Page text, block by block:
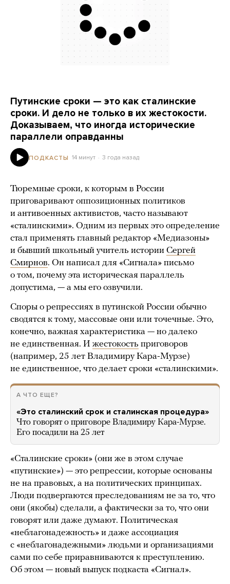
Путинские сроки — это как сталинские
сроки. И дело не только в их жестокости.
Доказываем, что иногда исторические
параллели оправданны
ПОДКАСТЫ 14 минут 3 года назад
Тюремные сроки, к которым в России
приговаривают оппозиционных политиков
и антивоенных активистов, часто называют
«сталинскими». Одним из первых это определение
стал применять главный редактор «Медиазоны»
и бывший школьный учитель истории Сергей
Смирнов. Он написал для «Сигнала» письмо
о том, почему эта историческая параллель
допустима, — а мы его озвучили.
Споры о репрессиях в путинской России обычно
сводятся к тому, массовые они или точечные. Это,
конечно, важная характеристика — но далеко
не единственная. И жестокость приговоров
(например, 25 лет Владимиру Кара-Мурзе)
не единственное, что делает сроки «сталинскими».
А ЧТО ЕЩЕ?
«Это сталинский срок и сталинская процедура»
Что говорят о приговоре Владимиру Кара-Мурзе.
Его посадили на 25 лет
«Сталинские сроки» (они же в этом случае
«путинские») — это репрессии, которые основаны
не на правовых, а на политических принципах.
Люди подвергаются преследованиям не за то, что
они (якобы) сделали, а фактически за то, что они
говорят или даже думают. Политическая
«неблагонадежность» и даже ассоциация
с «неблагонадежными» людьми и организациями
сами по себе приравниваются к преступлению.
Об этом — новый выпуск подкаста «Сигнал».